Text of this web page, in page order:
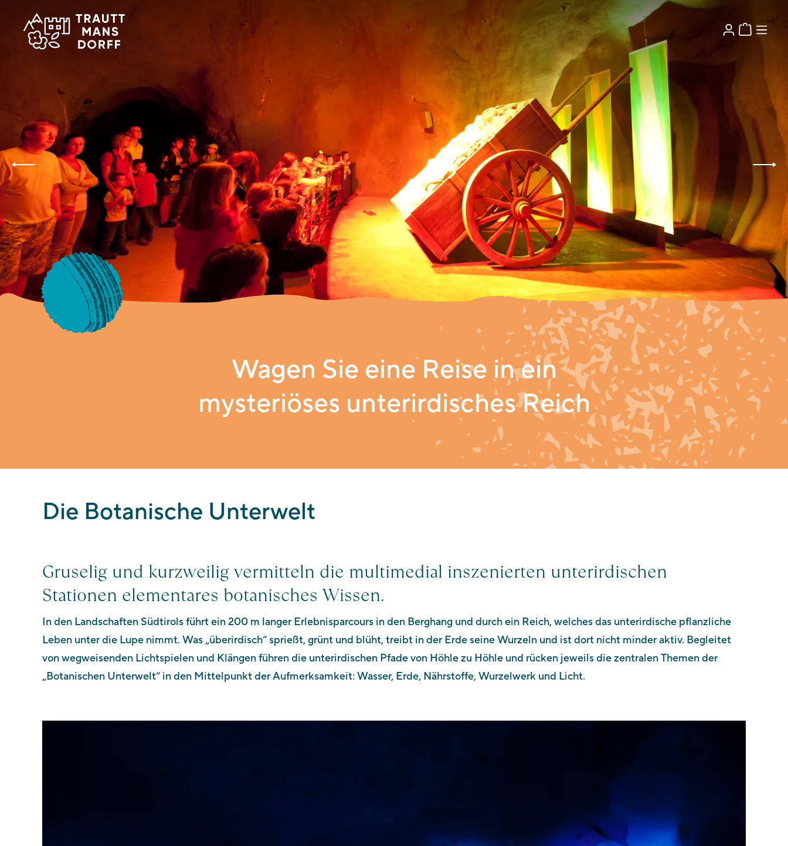
Wagen Sie eine Reise in ein
mysteriöses unterirdisches Reich
Die Botanische Unterwelt
Gruselig und kurzweilig vermitteln die multimedial inszenierten unterirdischen
Stationen elementares botanisches Wissen.
In den Landschaften Südtirols führt ein 200 m langer Erlebnisparcours in den Berghang und durch ein Reich, welches das unterirdische pflanzliche
Leben unter die Lupe nimmt. Was „überirdisch“ sprießt, grünt und blüht, treibt in der Erde seine Wurzeln und ist dort nicht minder aktiv. Begleitet
von wegweisenden Lichtspielen und Klängen führen die unterirdischen Pfade von Höhle zu Höhle und rücken jeweils die zentralen Themen der
„Botanischen Unterwelt“ in den Mittelpunkt der Aufmerksamkeit: Wasser, Erde, Nährstoffe, Wurzelwerk und Licht.